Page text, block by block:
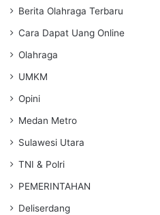
Berita Olahraga Terbaru
Cara Dapat Uang Online
Olahraga
UMKM
Opini
Medan Metro
Sulawesi Utara
TNI & Polri
PEMERINTAHAN
Deliserdang